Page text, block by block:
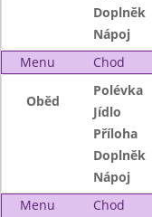
Doplněk
Nápoj
Menu
Chod
Oběd
Polévka
Jídlo
Příloha
Doplněk
Nápoj
Menu
Chod